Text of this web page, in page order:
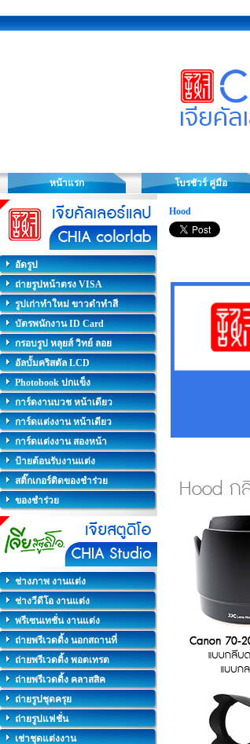
หน้าแรก โบรชัวร์ คู่มือ
อัดรูป
ถ่ายรูปหน้าตรง VISA
รูปเก่าทำใหม่ ขาวดำทำสี
บัตรพนักงาน ID Card
กรอบรูป หลุยส์ วิทย์ ลอย
อัลบั้มคริสตัล LCD
Photobook ปกแข็ง
การ์ดงานบวช หน้าเดียว
การ์ดแต่งงาน หน้าเดียว
การ์ดแต่งงาน สองหน้า
ป้ายต้อนรับงานแต่ง
สติ๊กเกอร์ติดของชำร่วย
ของชำร่วย
ช่างภาพ งานแต่ง
ช่างวีดีโอ งานแต่ง
พรีเซนเทชั่น งานแต่ง
ถ่ายพรีเวดดิ้ง นอกสถานที่
ถ่ายพรีเวดดิ้ง พอตเทรต
ถ่ายพรีเวดดิ้ง คลาสสิค
ถ่ายรูปชุดครุย
ถ่ายรูปแฟชั่น
เช่าชุดแต่งงาน
Hood